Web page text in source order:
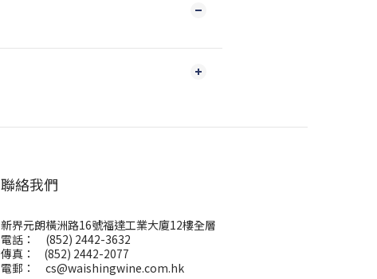
聯絡我們
新界元朗橫洲路16號福達工業大廈12樓全層
電話： (852) 2442-3632
傳真： (852) 2442-2077
電郵： cs@waishingwine.com.hk